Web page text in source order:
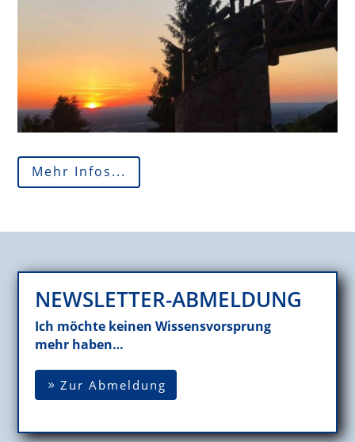
Mehr Infos...
NEWSLETTER-ABMELDUNG
Ich möchte keinen Wissensvorsprung
mehr haben…
Zur Abmeldung